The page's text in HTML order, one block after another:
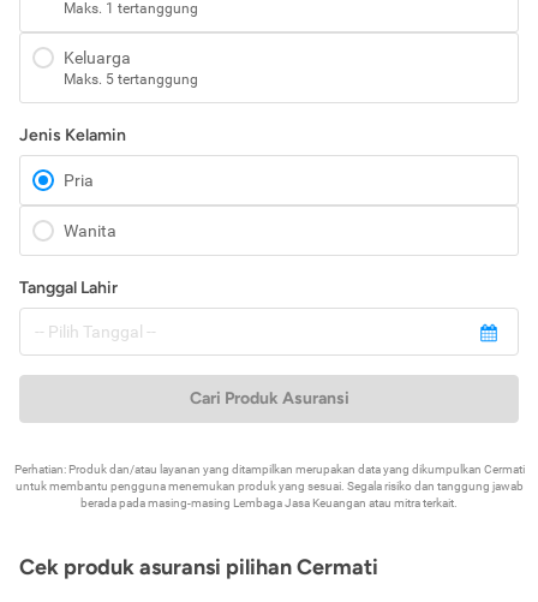
Maks. 1 tertanggung
Keluarga
Maks. 5 tertanggung
Jenis Kelamin
Pria
Wanita
Tanggal Lahir
Cari Produk Asuransi
Perhatian: Produk dan/atau layanan yang ditampilkan merupakan data yang dikumpulkan Cermati
untuk membantu pengguna menemukan produk yang sesuai. Segala risiko dan tanggung jawab
berada pada masing-masing Lembaga Jasa Keuangan atau mitra terkait.
Cek produk asuransi pilihan Cermati